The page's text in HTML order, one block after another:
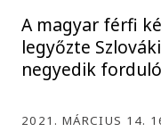
A magyar férfi
legyőzte
negyedik
2021. MÁRCIUS 14.